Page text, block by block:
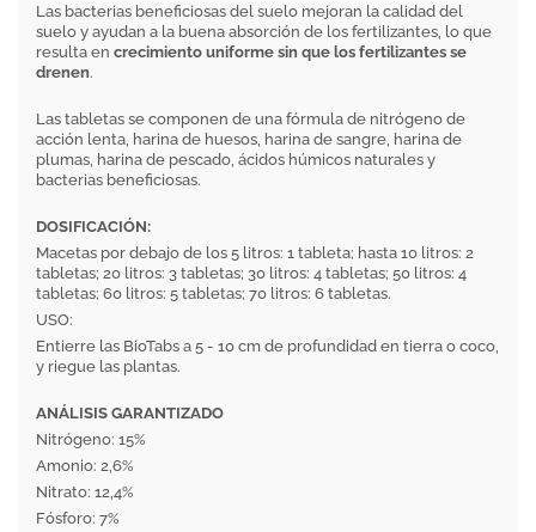
Las bacterias beneficiosas del suelo mejoran la calidad del
suelo y ayudan a la buena absorción de los fertilizantes, lo que
resulta en crecimiento uniforme sin que los fertilizantes se
drenen.
Las tabletas se componen de una fórmula de nitrógeno de
acción lenta, harina de huesos, harina de sangre, harina de
plumas, harina de pescado, ácidos húmicos naturales y
bacterias beneficiosas.
DOSIFICACIÓN:
Macetas por debajo de los 5 litros: 1 tableta; hasta 10 litros: 2
tabletas; 20 litros: 3 tabletas; 30 litros: 4 tabletas; 50 litros: 4
tabletas; 60 litros: 5 tabletas; 70 litros: 6 tabletas.
USO:
Entierre las BioTabs a 5 - 10 cm de profundidad en tierra o coco,
y riegue las plantas.
ANÁLISIS GARANTIZADO
Nitrógeno: 15%
Amonio: 2,6%
Nitrato: 12,4%
Fósforo: 7%